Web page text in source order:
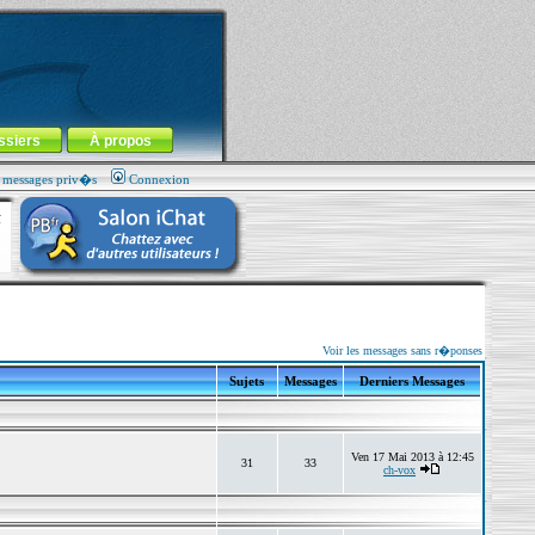
À propos
priv�s Connexion
Voir les messages sans r�ponses
Sujets Messages Derniers Messages
31 33
Ven 17 Mai 2013 à 12:45
ch-vox